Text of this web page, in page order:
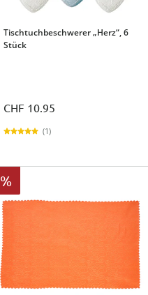
Tischtuchbeschwerer „Herz“, 6
Stück
CHF 10.95
(1)
%